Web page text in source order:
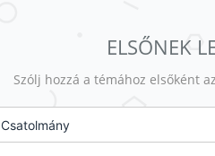
ELSŐNEK
Szólj hozzá a témához elsőként
Csatolmány